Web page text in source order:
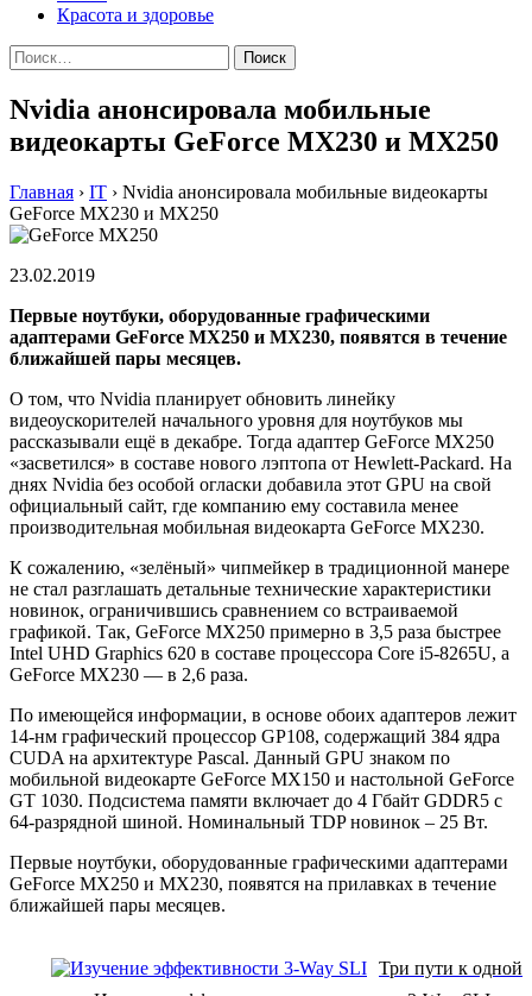
Красота и здоровье
Найти:
Nvidia анонсировала мобильные
видеокарты GeForce MX230 и MX250
Главная › IT › Nvidia анонсировала мобильные видеокарты
GeForce MX230 и MX250
23.02.2019
Первые ноутбуки, оборудованные графическими
адаптерами GeForce MX250 и MX230, появятся в течение
ближайшей пары месяцев.
О том, что Nvidia планирует обновить линейку
видеоускорителей начального уровня для ноутбуков мы
рассказывали ещё в декабре. Тогда адаптер GeForce MX250
«засветился» в составе нового лэптопа от Hewlett-Packard. На
днях Nvidia без особой огласки добавила этот GPU на свой
официальный сайт, где компанию ему составила менее
производительная мобильная видеокарта GeForce MX230.
К сожалению, «зелёный» чипмейкер в традиционной манере
не стал разглашать детальные технические характеристики
новинок, ограничившись сравнением со встраиваемой
графикой. Так, GeForce MX250 примерно в 3,5 раза быстрее
Intel UHD Graphics 620 в составе процессора Core i5-8265U, а
GeForce MX230 — в 2,6 раза.
По имеющейся информации, в основе обоих адаптеров лежит
14-нм графический процессор GP108, содержащий 384 ядра
CUDA на архитектуре Pascal. Данный GPU знаком по
мобильной видеокарте GeForce MX150 и настольной GeForce
GT 1030. Подсистема памяти включает до 4 Гбайт GDDR5 с
64-разрядной шиной. Номинальный TDP новинок – 25 Вт.
Первые ноутбуки, оборудованные графическими адаптерами
GeForce MX250 и MX230, появятся на прилавках в течение
ближайшей пары месяцев.
Три пути к одной